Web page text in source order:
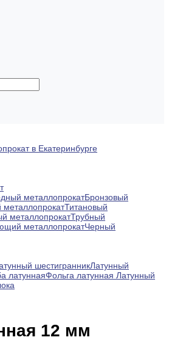
в Екатеринбурге
металлопрокатБронзовый
металлопрокатТитановый
металлопрокатТрубный
металлопрокатЧерный
шестигранникЛатунный
латуннаяФольга латунная Латунный
12 мм